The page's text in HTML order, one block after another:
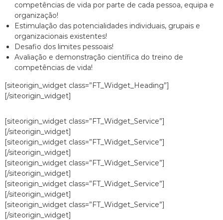
competências de vida por parte de cada pessoa, equipa e
organização!
Estimulação das potencialidades individuais, grupais e
organizacionais existentes!
Desafio dos limites pessoais!
Avaliação e demonstração científica do treino de
competências de vida!
[siteorigin_widget class=”FT_Widget_Heading”]
[/siteorigin_widget]
[siteorigin_widget class=”FT_Widget_Service”]
[/siteorigin_widget]
[siteorigin_widget class=”FT_Widget_Service”]
[/siteorigin_widget]
[siteorigin_widget class=”FT_Widget_Service”]
[/siteorigin_widget]
[siteorigin_widget class=”FT_Widget_Service”]
[/siteorigin_widget]
[siteorigin_widget class=”FT_Widget_Service”]
[/siteorigin_widget]